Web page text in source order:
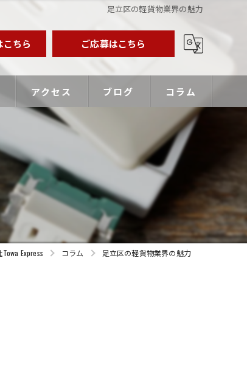
足立区の軽貨物業界の魅力
こちら ご応募はこちら
アクセス ブログ コラム
Express コラム 足立区の軽貨物業界の魅力